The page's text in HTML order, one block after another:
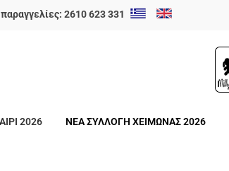
2610 623 331
2026 ΝΕΑ ΣΥΛΛΟΓΗ ΧΕΙΜΩΝΑΣ 2026